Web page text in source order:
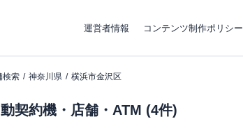
運営者情報 コンテンツ制作ポリシー
検索 神奈川県 横浜市金沢区
契約機・店舗・ATM (4件)